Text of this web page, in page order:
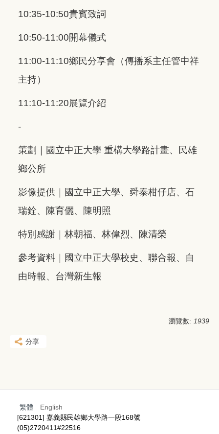
10:35-10:50貴賓致詞
10:50-11:00開幕儀式
11:00-11:10鄉民分享會（傳播系主任管中祥
主持）
11:10-11:20展覽介紹
-
策劃｜國立中正大學 重構大學路計畫、民雄
鄉公所
影像提供｜國立中正大學、舜泰柑仔店、石
瑞銓、陳育儷、陳明照
特別感謝｜林朝福、林偉烈、陳清榮
參考資料｜國立中正大學校史、聯合報、自
由時報、台灣新生報
瀏覽數: 1939
分享
繁體
English
[621301] 嘉義縣民雄鄉大學路一段168號
(05)2720411#22516